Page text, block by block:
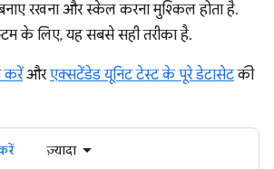
रखना और स्केल करना मुश्किल होता है.
के लिए, यह सबसे सही तरीका है.
करेंऔरएक्सटेंडेड यूनिट टेस्ट के पूरे डेटासेटकी
ज़्यादा